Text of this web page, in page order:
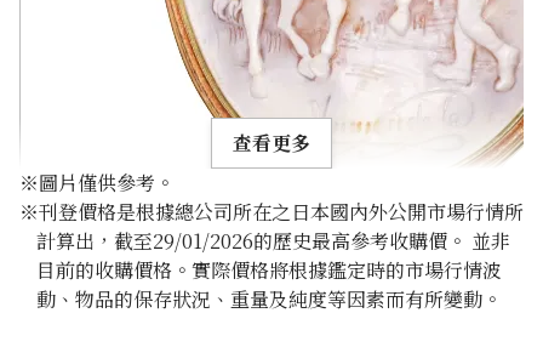
18K gold (K18) cameo
查看更多
※圖片僅供參考。
※刊登價格是根據總公司所在之日本國內外公開市場行情所
計算出，截至29/01/2026的歷史最高參考收購價。 並非
目前的收購價格。實際價格將根據鑑定時的市場行情波
動、物品的保存狀況、重量及純度等因素而有所變動。